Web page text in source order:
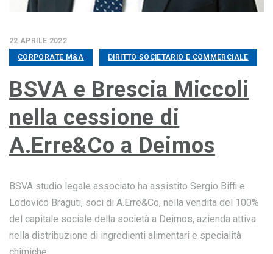
22 APRILE 2022
CORPORATE M&A
DIRITTO SOCIETARIO E COMMERCIALE
BSVA e Brescia Miccoli
nella cessione di
A.Erre&Co a Deimos
BSVA studio legale associato ha assistito Sergio Biffi e
Lodovico Braguti, soci di A.Erre&Co, nella vendita del 100%
del capitale sociale della società a Deimos, azienda attiva
nella distribuzione di ingredienti alimentari e specialità